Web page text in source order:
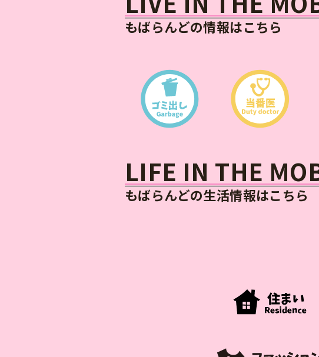
もばらんどの情報はこちら
LIFE IN THE
もばらんどの生活情報はこちら